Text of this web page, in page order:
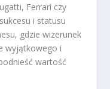
Ferrari czy
i statusu
gdzie wizerunek
wyjątkowego i
wartość